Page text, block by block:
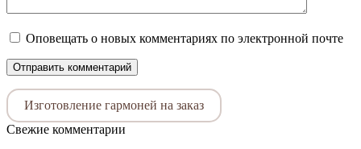
Оповещать о новых комментариях по электронной почте
Изготовление гармоней на заказ
Свежие комментарии